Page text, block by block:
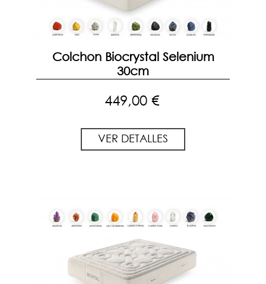
Colchon Biocrystal Selenium
30cm
449,00 €
VER DETALLES